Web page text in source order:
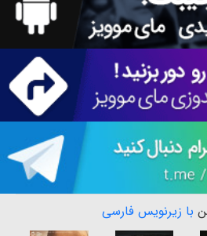
با زیرنویس فارسی